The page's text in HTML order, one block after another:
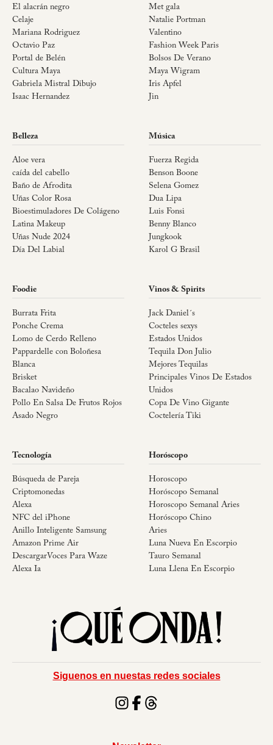
El alacrán negro
Celaje
Mariana Rodriguez
Octavio Paz
Portal de Belén
Cultura Maya
Gabriela Mistral Dibujo
Isaac Hernandez
Met gala
Natalie Portman
Valentino
Fashion Week Paris
Bolsos De Verano
Maya Wigram
Iris Apfel
Jin
Belleza
Aloe vera
caída del cabello
Baño de Afrodita
Uñas Color Rosa
Bioestimuladores De Colágeno
Latina Makeup
Uñas Nude 2024
Día Del Labial
Música
Fuerza Regida
Benson Boone
Selena Gomez
Dua Lipa
Luis Fonsi
Benny Blanco
Jungkook
Karol G Brasil
Foodie
Burrata Frita
Ponche Crema
Lomo de Cerdo Relleno
Pappardelle con Boloñesa
Blanca
Brisket
Bacalao Navideño
Pollo En Salsa De Frutos Rojos
Asado Negro
Vinos & Spirits
Jack Daniel´s
Cocteles sexys
Estados Unidos
Tequila Don Julio
Mejores Tequilas
Principales Vinos De Estados
Unidos
Copa De Vino Gigante
Coctelería Tiki
Tecnología
Búsqueda de Pareja
Criptomonedas
Alexa
NFC del iPhone
Anillo Inteligente Samsung
Amazon Prime Air
DescargarVoces Para Waze
Alexa Ia
Horóscopo
Horoscopo
Horóscopo Semanal
Horoscopo Semanal Aries
Horóscopo Chino
Aries
Luna Nueva En Escorpio
Tauro Semanal
Luna Llena En Escorpio
Siguenos en nuestas redes sociales